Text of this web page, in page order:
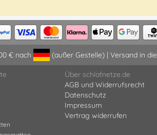
€ nach (außer Gestelle) | Versand in die
Über schlafnetze.de
AGB und Widerrufsrecht
Datenschutz
Impressum
Vertrag widerrufen